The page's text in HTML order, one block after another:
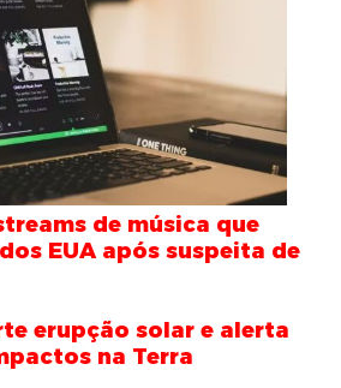
de música que
EUA após suspeita de
erupção solar e alerta
na Terra